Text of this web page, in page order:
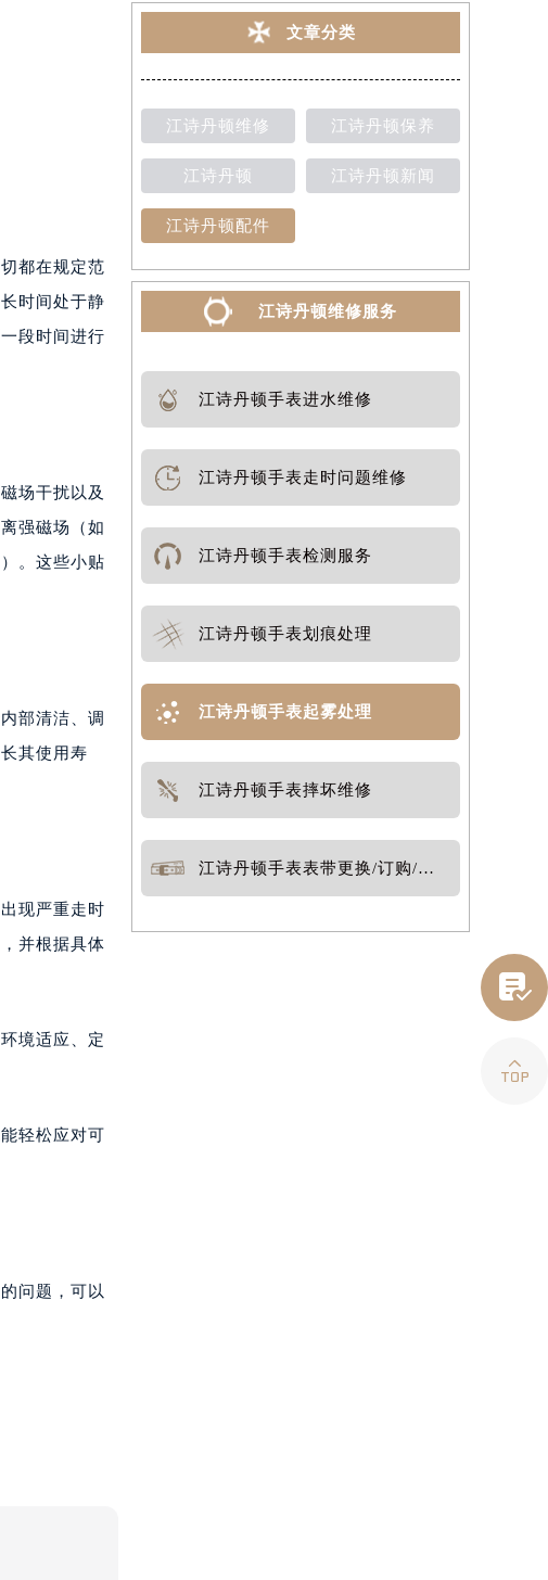
都在规定范
时间处于静
段时间进行
场干扰以及
强磁场（如
。这些小贴
部清洁、调
其使用寿
现严重走时
并根据具体
境适应、定
轻松应对可
问题，可以
文章分类
江诗丹顿维修 江诗丹顿保养
江诗丹顿 江诗丹顿新闻
江诗丹顿配件
江诗丹顿维修服务
江诗丹顿手表进水维修
江诗丹顿手表走时问题维修
江诗丹顿手表检测服务
江诗丹顿手表划痕处理
江诗丹顿手表起雾处理
江诗丹顿手表摔坏维修
江诗丹顿手表表带更换/订购/定制

